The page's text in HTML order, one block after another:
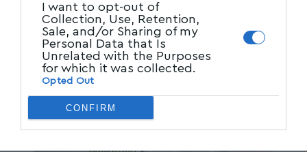
I want to opt-out of
Collection, Use, Retention,
Sale, and/or Sharing of my
Personal Data that Is
Unrelated with the Purposes
for which it was collected.
Opted Out
CONFIRM